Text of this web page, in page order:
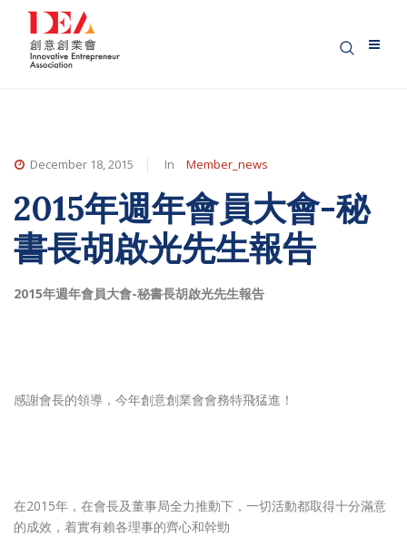
December 18, 2015 In Member_news
2015年週年會員大會-秘
書長胡啟光先生報告
2015年週年會員大會-秘書長胡啟光先生報告
感謝會長的領導，今年創意創業會會務特飛猛進！
在2015年，在會長及董事局全力推動下，一切活動都取得十分滿意
的成效，着實有賴各理事的齊心和幹勁